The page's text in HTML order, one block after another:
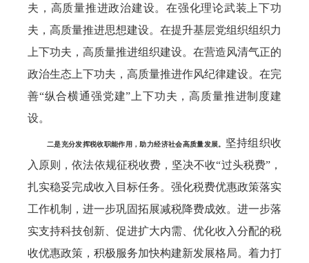
夫，高质量推进政治建设。在强化理论武装上下功
夫，高质量推进思想建设。在提升基层党组织组织力
上下功夫，高质量推进组织建设。在营造风清气正的
政治生态上下功夫，高质量推进作风纪律建设。在完
善“纵合横通强党建”上下功夫，高质量推进制度建
设。
二是充分发挥税收职能作用，助力经济社会高质量发展。
坚持组织收
入原则，依法依规征税收费，坚决不收“过头税费”，
扎实稳妥完成收入目标任务。强化税费优惠政策落实
工作机制，进一步巩固拓展减税降费成效。进一步落
实支持科技创新、促进扩大内需、优化收入分配的税
收优惠政策，积极服务加快构建新发展格局。着力打